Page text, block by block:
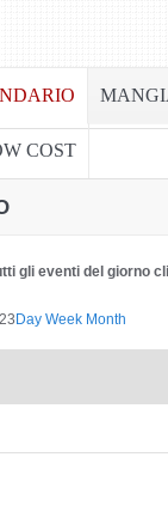
COST
gli eventi del giorno
Day Week Month